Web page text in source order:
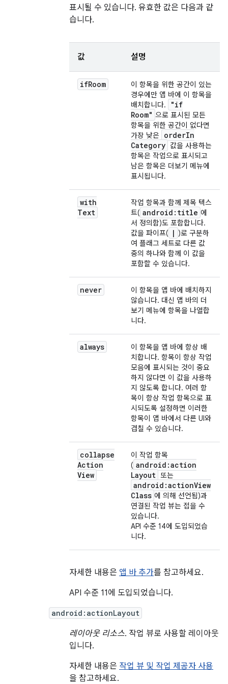
표시될 수 있습니다. 유효한 값은 다음과 같
습니다.
값 설명
ifRoom
이 항목을 위한 공간이 있는
경우에만 앱 바에 이 항목을
배치합니다.
"if
Room" 으로 표시된 모든
항목을 위한 공간이 없다면
가장 낮은 orderIn
Category 값을 사용하는
항목은 작업으로 표시되고
남은 항목은 더보기 메뉴에
표시됩니다.
with
Text
작업 항목과 함께 제목 텍스
트( android:title 에
서 정의함)도 포함합니다.
값을 파이프( | )로 구분하
여 플래그 세트로 다른 값
중의 하나와 함께 이 값을
포함할 수 있습니다.
never
이 항목을 앱 바에 배치하지
않습니다. 대신 앱 바의 더
보기 메뉴에 항목을 나열합
니다.
always
이 항목을 앱 바에 항상 배
치합니다. 항목이 항상 작업
모음에 표시되는 것이 중요
하지 않다면 이 값을 사용하
지 않도록 합니다. 여러 항
목이 항상 작업 항목으로 표
시되도록 설정하면 이러한
항목이 앱 바에서 다른 UI와
겹칠 수 있습니다.
collapse
Action
View
이 작업 항목
( android:action
Layout 또는
android:actionView
Class 에 의해 선언됨)과
연결된 작업 뷰는 접을 수
있습니다.
API 수준 14에 도입되었습
니다.
자세한 내용은 앱 바 추가를 참고하세요.
API 수준 11에 도입되었습니다.
android:actionLayout
레이아웃 리소스. 작업 뷰로 사용할 레이아웃
입니다.
자세한 내용은 작업 뷰 및 작업 제공자 사용
을 참고하세요.